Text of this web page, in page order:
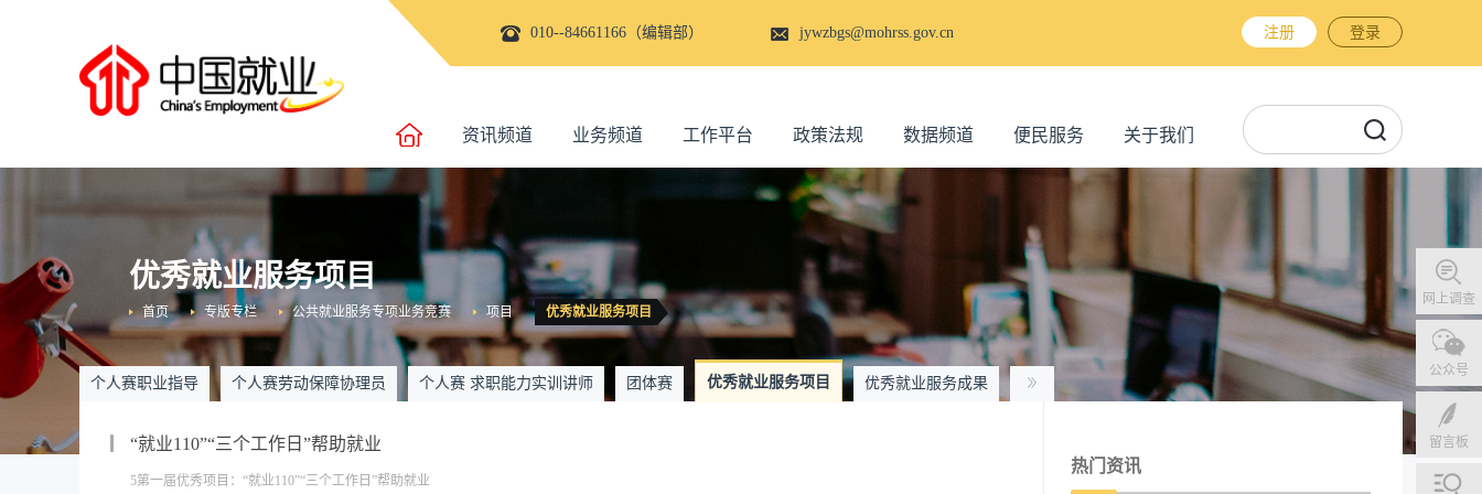
010--84661166（编辑部） jywzbgs@mohrss.gov.cn 注册 登录
资讯频道 业务频道 工作平台 政策法规 数据频道 便民服务 关于我们
网上调查
公众号
留言板
优秀就业服务项目
优秀就业服务项目
项目
公共就业服务专项业务竞赛
专版专栏
首页
个人赛职业指导 个人赛劳动保障协理员 个人赛 求职能力实训讲师 团体赛 优秀就业服务项目 优秀就业服务成果
“就业110”“三个工作日”帮助就业
5第一届优秀项目：“就业110”“三个工作日”帮助就业
热门资讯